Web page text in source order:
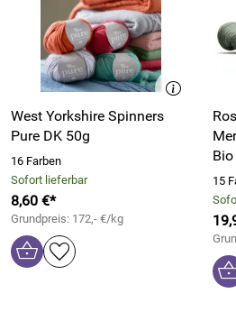
West Yorkshire Spinners
Pure DK 50g
16 Farben
Sofort lieferbar
8,60 €*
Grundpreis: 172,- €/kg
15